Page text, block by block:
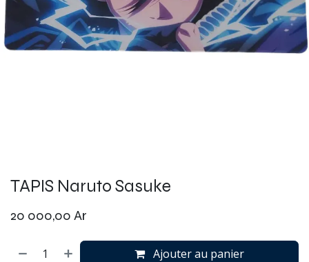
TAPIS Naruto Sasuke
20 000,00 Ar
Ajouter au panier